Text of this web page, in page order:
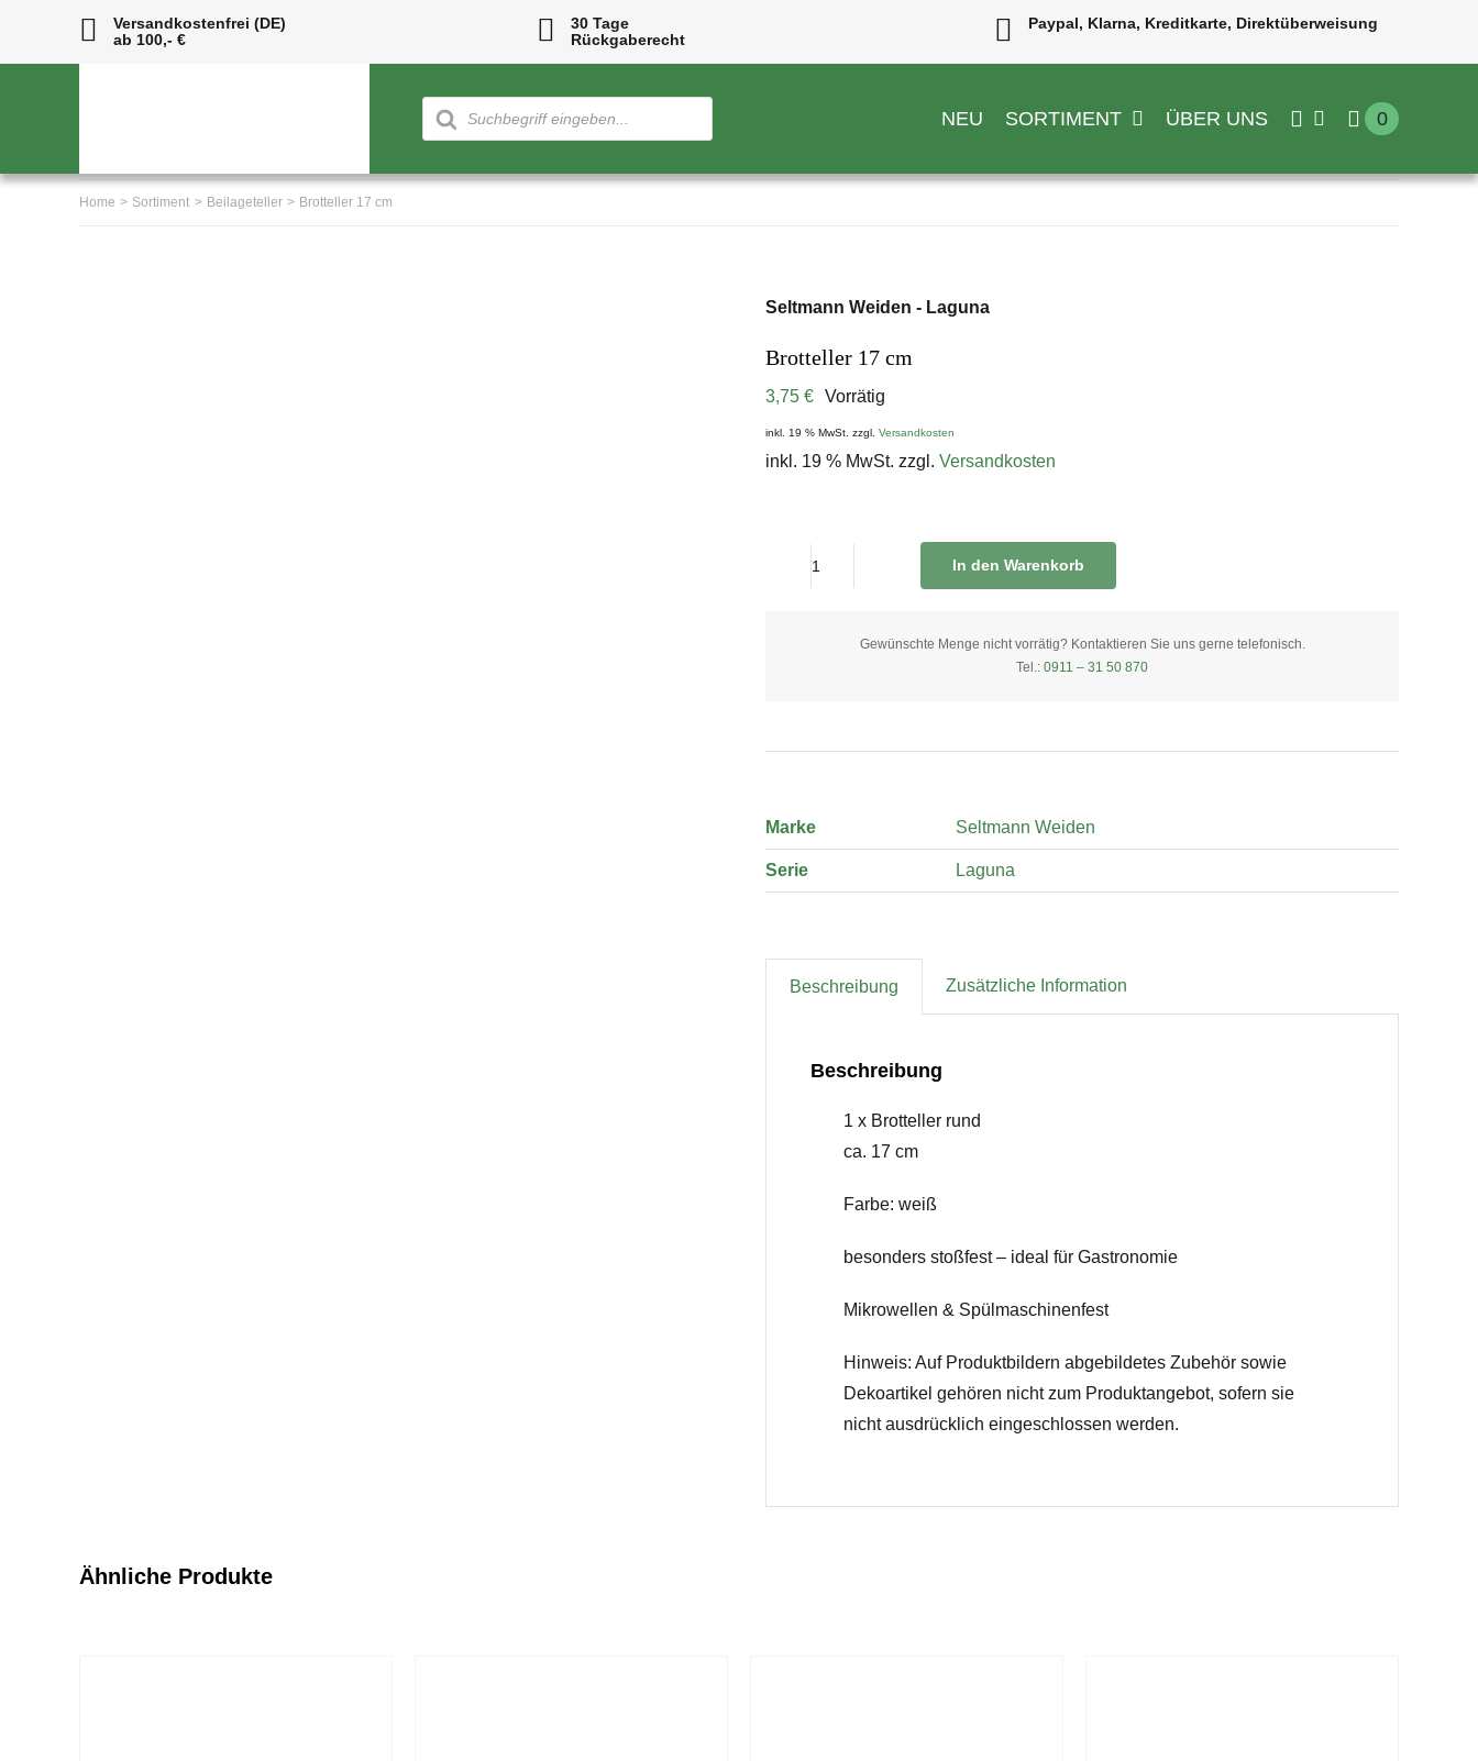
Versandkostenfrei (DE)
ab 100,- €
30 Tage
Rückgaberecht
Paypal, Klarna, Kreditkarte, Direktüberweisung
Products
search
NEU SORTIMENT ÜBER UNS 0
Home Sortiment Beilageteller Brotteller 17 cm
Seltmann Weiden - Laguna
Brotteller 17 cm
3,75 € Vorrätig
inkl. 19 % MwSt. zzgl. Versandkosten
inkl. 19 % MwSt. zzgl. Versandkosten
In den Warenkorb
Gewünschte Menge nicht vorrätig? Kontaktieren Sie uns gerne telefonisch.
Tel.: 0911 – 31 50 870
Marke Seltmann Weiden
Serie Laguna
Beschreibung Zusätzliche Information
Beschreibung
1 x Brotteller rund
ca. 17 cm
Farbe: weiß
besonders stoßfest – ideal für Gastronomie
Mikrowellen & Spülmaschinenfest
Hinweis: Auf Produktbildern abgebildetes Zubehör sowie
Dekoartikel gehören nicht zum Produktangebot, sofern sie
nicht ausdrücklich eingeschlossen werden.
Ähnliche Produkte